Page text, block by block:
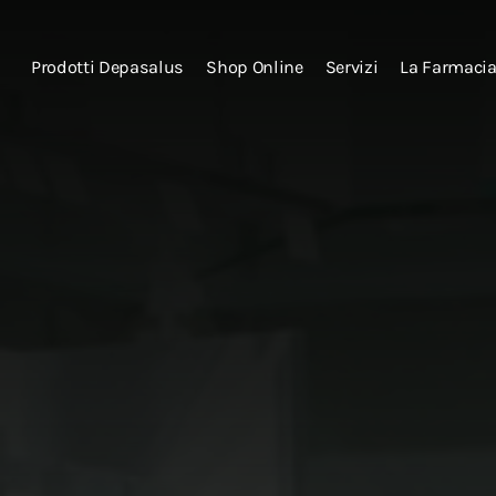
Prodotti Depasalus Shop Online Servizi La Farmacia